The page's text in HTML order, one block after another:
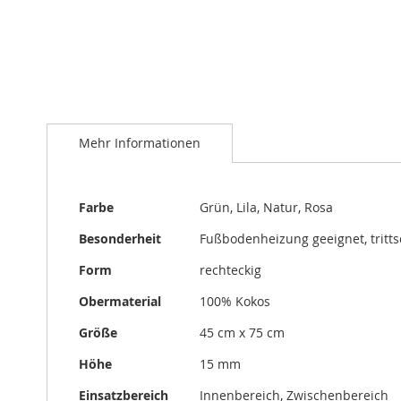
Anfang
Mehr Informationen
Mehr
Farbe
Grün, Lila, Natur, Rosa
Besonderheit
Fußbodenheizung geeignet,
Form
rechteckig
Obermaterial
100% Kokos
Größe
45 cm x 75 cm
Höhe
15 mm
Einsatzbereich
Innenbereich, Zwischenbereich